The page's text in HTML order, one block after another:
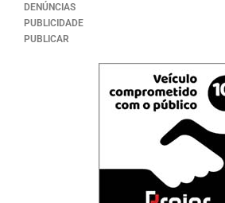
DENÚNCIAS
PUBLICIDADE
PUBLICAR